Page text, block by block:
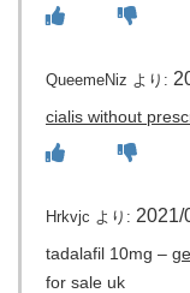
QueemeNiz より:
cialis without
Hrkvjc より: 2021/
tadalafil 10mg –
for sale uk